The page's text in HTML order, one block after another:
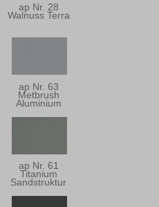
ap Nr. 28
Walnuss Terra
ap Nr. 63
Metbrush
Aluminium
ap Nr. 61
Titanium
Sandstruktur